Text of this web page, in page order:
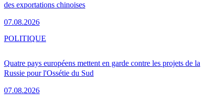
des exportations chinoises
07.08.2026
Quatre pays européens mettent en garde contre les projets de la
Russie pour l'Ossétie du Sud
07.08.2026
POLITIQUE